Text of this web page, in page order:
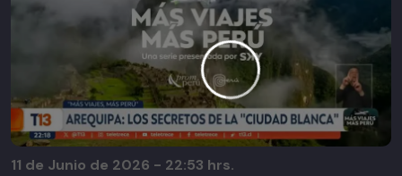
11 de Junio de 2026 - 22:53 hrs.